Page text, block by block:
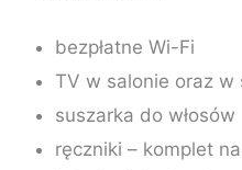
bezpłatne Wi-Fi
TV w salonie oraz w
suszarka do włosów
ręczniki – komplet